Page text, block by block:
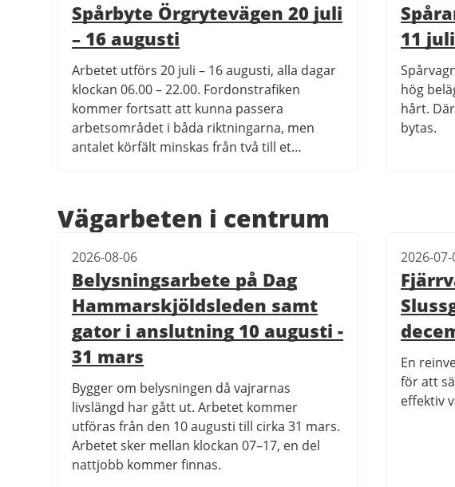
Spårbyte Örgrytevägen 20 juli
– 16 augusti
Arbetet utförs 20 juli – 16 augusti, alla dagar
klockan 06.00 – 22.00. Fordonstrafiken
kommer fortsatt att kunna passera
arbetsområdet i båda riktningarna, men
antalet körfält minskas från två till et…
11
hög
hårt.
bytas.
Vägarbeten i centrum
Belysningsarbete på Dag
Hammarskjöldsleden samt
gator i anslutning 10 augusti -
31 mars
2026-08-06
Bygger om belysningen då vajrarnas
livslängd har gått ut. Arbetet kommer
utföras från den 10 augusti till cirka 31 mars.
Arbetet sker mellan klockan 07–17, en del
nattjobb kommer finnas.
2026-
En
för att
effektiv